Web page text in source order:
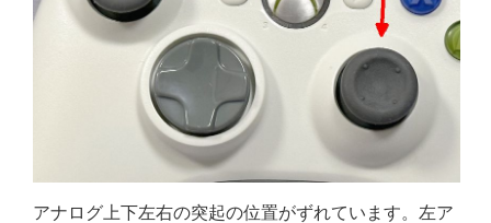
アナログ上下左右の突起の位置がずれています。左ア